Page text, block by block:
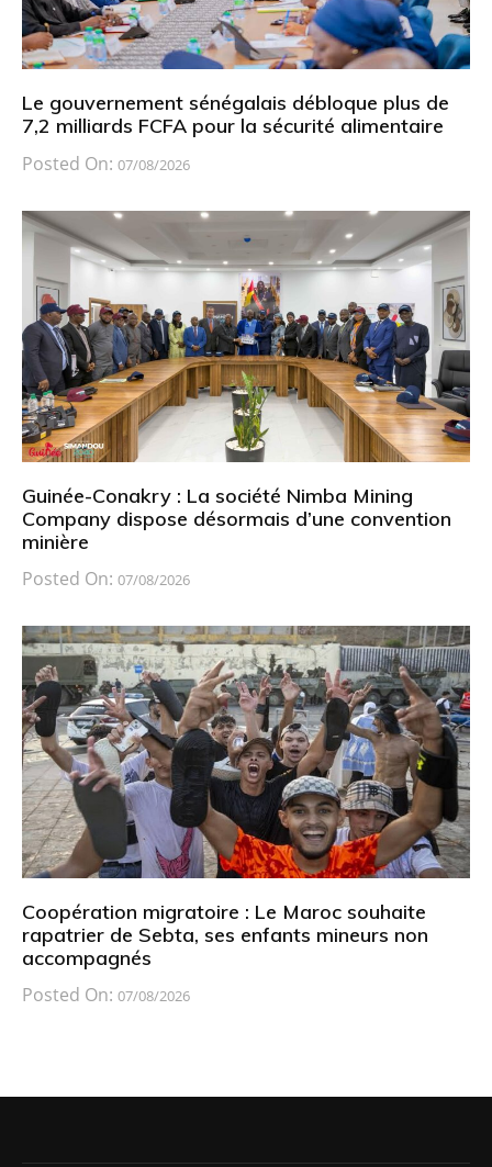
Le gouvernement sénégalais débloque plus de
7,2 milliards FCFA pour la sécurité alimentaire
Posted On: 07/08/2026
Guinée-Conakry : La société Nimba Mining
Company dispose désormais d’une convention
minière
Posted On: 07/08/2026
Coopération migratoire : Le Maroc souhaite
rapatrier de Sebta, ses enfants mineurs non
accompagnés
Posted On: 07/08/2026